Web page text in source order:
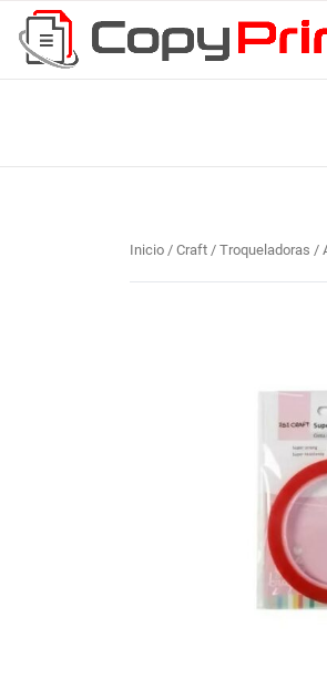
Inicio / Craft / Troqueladoras /